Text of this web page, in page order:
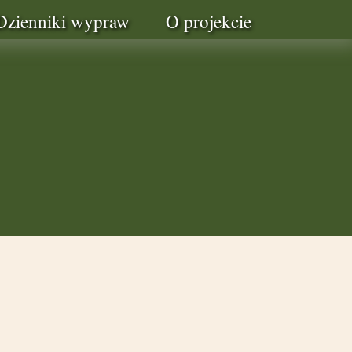
wypraw O projekcie